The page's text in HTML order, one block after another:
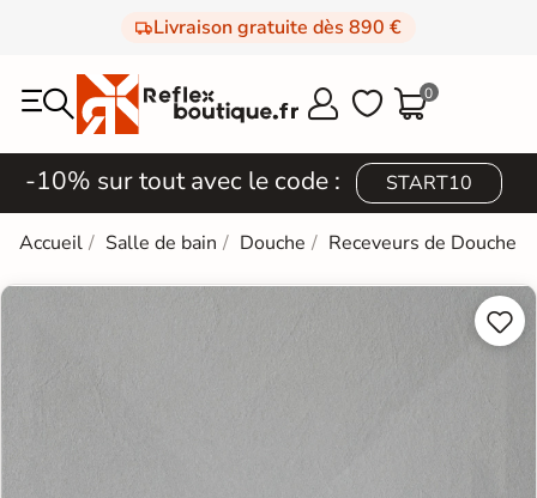
Livraison gratuite dès 890 €
  0
-10% sur tout avec le code : START10
Accueil Salle de bain Douche Receveurs de Douche

